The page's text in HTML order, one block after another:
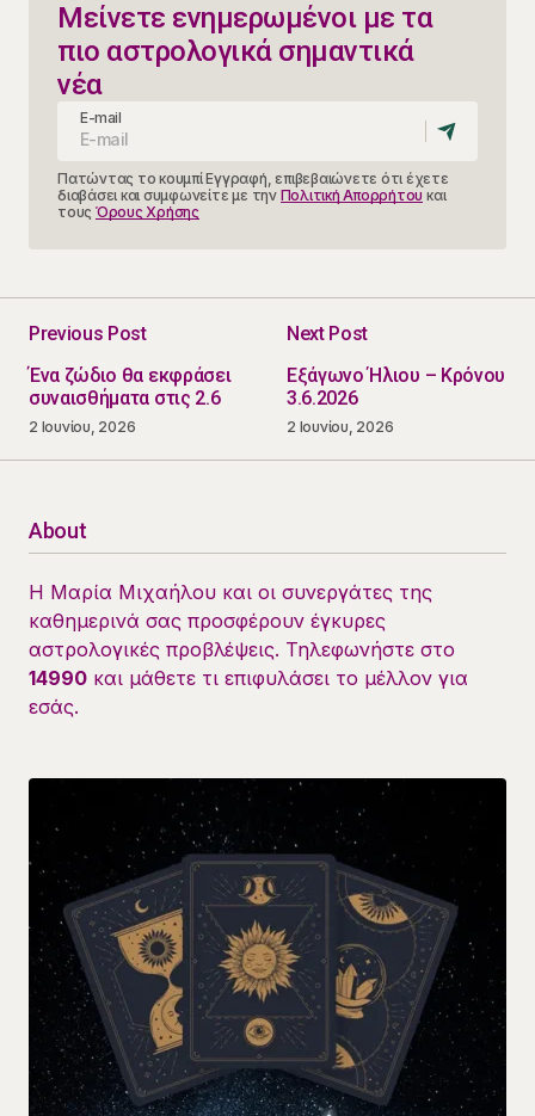
Μείνετε ενημερωμένοι με τα
πιο αστρολογικά σημαντικά
νέα
E-mail
Πατώντας το κουμπί Εγγραφή, επιβεβαιώνετε ότι έχετε
διαβάσει και συμφωνείτε με την Πολιτική Απορρήτου και
τους Όρους Χρήσης
Previous Post
Ένα ζώδιο θα εκφράσει
συναισθήματα στις 2.6
2 Ιουνίου, 2026
Next Post
Εξάγωνο Ήλιου – Κρόνου
3.6.2026
2 Ιουνίου, 2026
About
Η Μαρία Μιχαήλου και οι συνεργάτες της
καθημερινά σας προσφέρουν έγκυρες
αστρολογικές προβλέψεις. Τηλεφωνήστε στο
14990 και μάθετε τι επιφυλάσει το μέλλον για
εσάς.